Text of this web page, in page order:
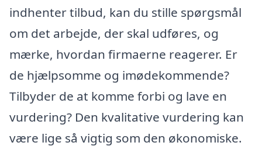
indhenter tilbud, kan du stille spørgsmål
om det arbejde, der skal udføres, og
mærke, hvordan firmaerne reagerer. Er
de hjælpsomme og imødekommende?
Tilbyder de at komme forbi og lave en
vurdering? Den kvalitative vurdering kan
være lige så vigtig som den økonomiske.